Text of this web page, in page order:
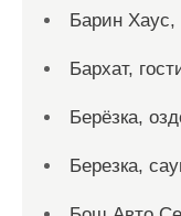
Барин Хаус,
Бархат,
Берёзка,
Березка,